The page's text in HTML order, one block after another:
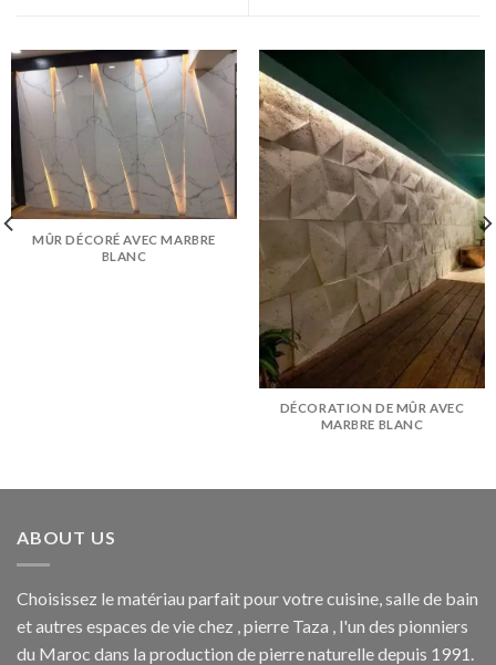
MÛR DÉCORÉ AVEC MARBRE
BLANC
DÉCORATION DE MÛR AVEC
MARBRE BLANC
ABOUT US
Choisissez le matériau parfait pour votre cuisine, salle de bain
et autres espaces de vie chez , pierre Taza , l'un des pionniers
du Maroc dans la production de pierre naturelle depuis 1991.